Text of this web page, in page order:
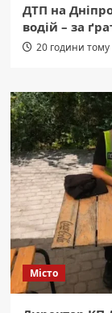
ДТП на
водій – за
20 години тому
Місто